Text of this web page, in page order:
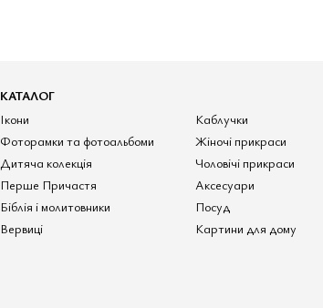
КАТАЛОГ
Ікони
Фоторамки та фотоальбоми
Дитяча колекція
Перше Причастя
Біблія і молитовники
Вервиці
Каблучки
Жіночі прикраси
Чоловічі прикраси
Аксесуари
Посуд
Картини для дому